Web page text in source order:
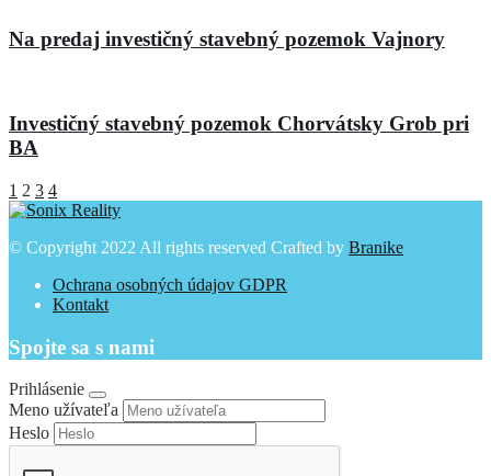
Na predaj investičný stavebný pozemok Vajnory
Investičný stavebný pozemok Chorvátsky Grob pri
BA
1 2 3 4
© Copyright 2022 All rights reserved Crafted by Branike
Ochrana osobných údajov GDPR
Kontakt
Spojte sa s nami
Prihlásenie
Meno užívateľa
Heslo